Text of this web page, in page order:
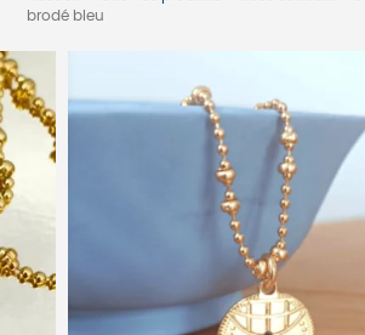
brodé bleu